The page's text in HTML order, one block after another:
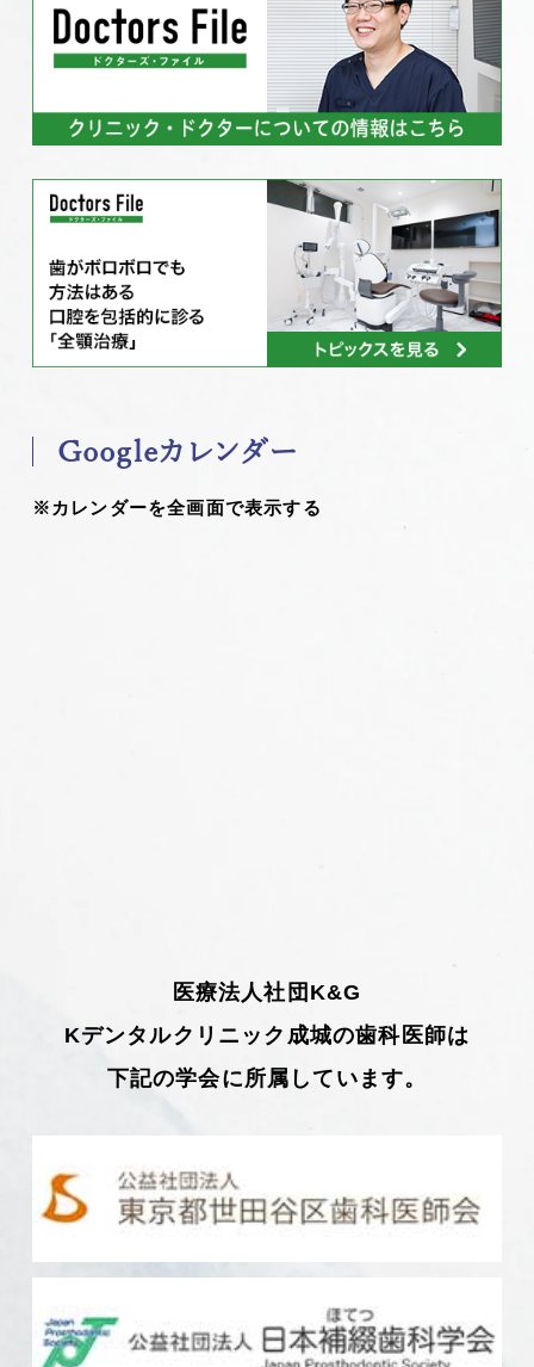
Googleカレンダー
※カレンダーを全画面で表示する
医療法人社団K&G
Kデンタルクリニック成城の歯科医師は
下記の学会に所属しています。